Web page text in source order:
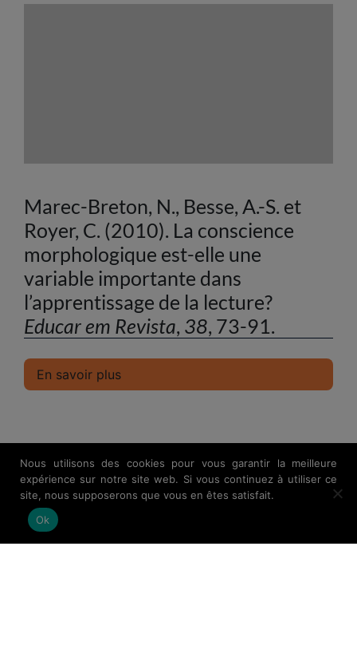
Marec-Breton, N., Besse, A.-S. et
Royer, C. (2010). La conscience
morphologique est-elle une
variable importante dans
l’apprentissage de la lecture?
Educar em Revista, 38, 73-91.
En savoir plus
Nous utilisons des cookies pour vous garantir la meilleure
expérience sur notre site web. Si vous continuez à utiliser ce
site, nous supposerons que vous en êtes satisfait.
Ok